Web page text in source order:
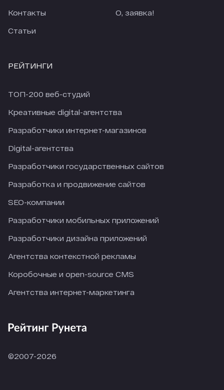
Контакты
Статьи
РЕЙТИНГИ
ТОП-200 веб-студий
Креативные digital-агентства
Разработчики интернет-магазинов
Digital-агентства
Разработчики государственных сайтов
Разработка и продвижение сайтов
SEO-компании
Разработчики мобильных приложений
Разработчики дизайна приложений
Агентства контекстной рекламы
Коробочные и open-source CMS
Агентства интернет-маркетинга
О, заявка!
©2007-2026